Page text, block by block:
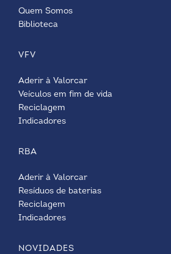
Quem Somos
Biblioteca
VFV
Aderir à Valorcar
Veículos em fim de vida
Reciclagem
Indicadores
RBA
Aderir à Valorcar
Resíduos de baterias
Reciclagem
Indicadores
NOVIDADES